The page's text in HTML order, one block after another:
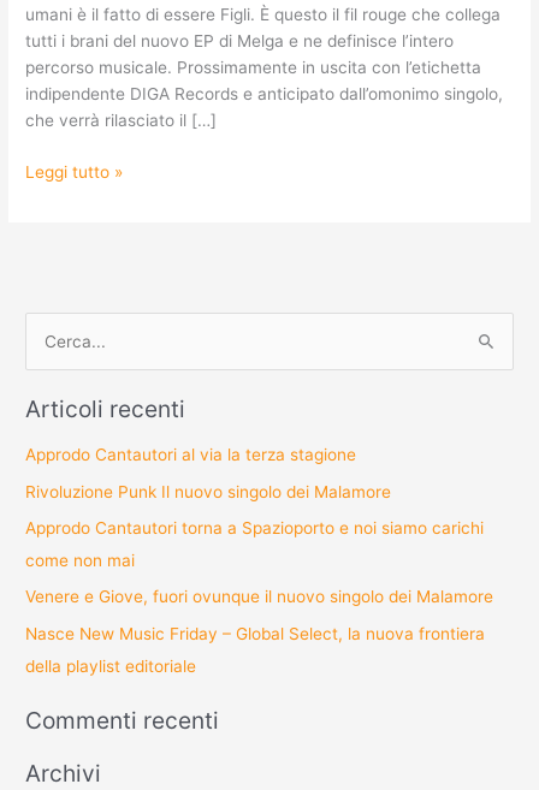
umani è il fatto di essere Figli. È questo il fil rouge che collega
tutti i brani del nuovo EP di Melga e ne definisce l’intero
percorso musicale. Prossimamente in uscita con l’etichetta
indipendente DIGA Records e anticipato dall’omonimo singolo,
che verrà rilasciato il […]
Leggi tutto »
Cerca:
Articoli recenti
Approdo Cantautori al via la terza stagione
Rivoluzione Punk Il nuovo singolo dei Malamore
Approdo Cantautori torna a Spazioporto e noi siamo carichi
come non mai
Venere e Giove, fuori ovunque il nuovo singolo dei Malamore
Nasce New Music Friday – Global Select, la nuova frontiera
della playlist editoriale
Commenti recenti
Archivi